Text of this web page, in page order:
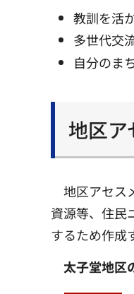
教訓を活
多世代交
自分のま
地区ア
地区アセス
資源等、住民
するため作成
太子堂地区